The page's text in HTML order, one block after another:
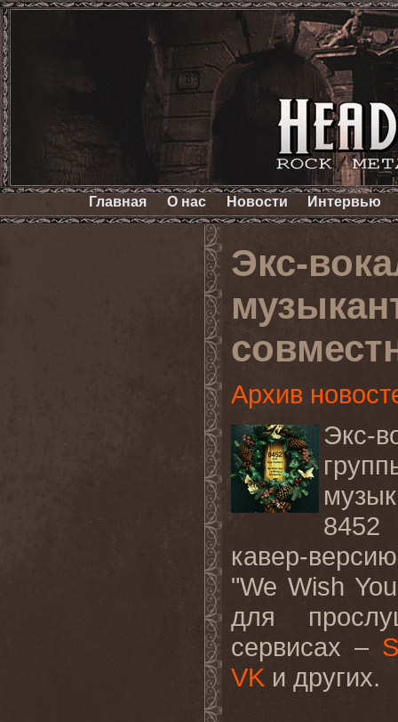
Главная О нас Новости Интервью
Экс-
Архив
Экс-
8452
кавер-
"We Wish
для
сервисах –
VK и других.